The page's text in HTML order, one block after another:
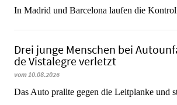
In Madrid und Barcelona laufen die
Drei junge Menschen bei
de Vistalegre verletzt
vom 10.08.2026
Das Auto prallte gegen die Leitplanke und